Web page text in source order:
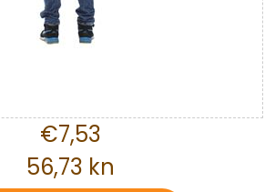
€7,53
56,73 kn